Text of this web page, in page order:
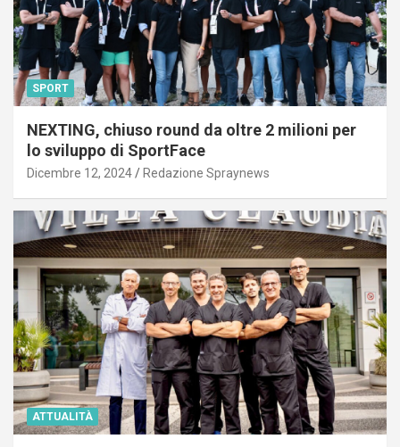
SPORT
NEXTING, chiuso round da oltre 2 milioni per
lo sviluppo di SportFace
Dicembre 12, 2024 Redazione Spraynews
ATTUALITÀ